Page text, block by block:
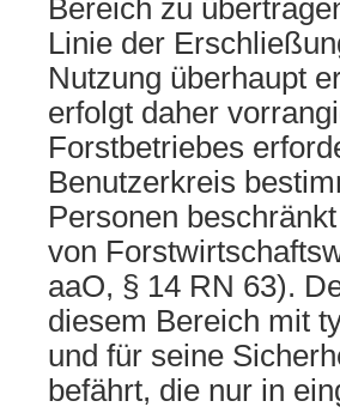
Bereich zu
Linie der
Nutzung überhaupt
erfolgt daher
Forstbetriebes
Benutzerkreis
Personen
von
aaO, § 14 RN 63).
diesem Bereich mit
und für seine
befährt, die nur in